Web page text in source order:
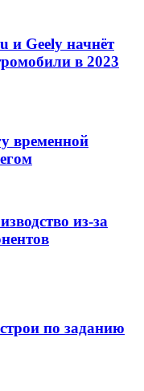
и Geely начнёт
в 2023
временной
из-за
по заданию